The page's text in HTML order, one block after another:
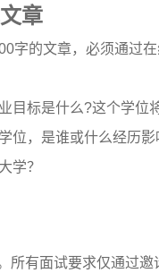
章
字的文章，必须通过
目标是什么?这个学位
位，是谁或什么经历
学？
所有面试要求仅通过